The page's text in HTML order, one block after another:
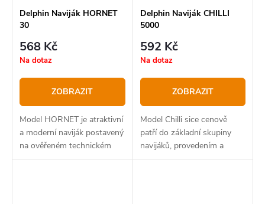
Delphin Naviják HORNET
30
568 Kč
Na dotaz
ZOBRAZIT
Model HORNET je atraktivní
a moderní naviják postavený
na ověřeném technickém
základě.
Delphin Naviják CHILLI
5000
592 Kč
Na dotaz
ZOBRAZIT
Model Chilli sice cenově
patří do základní skupiny
navijáků, provedením a
výbavou se však rozhodně